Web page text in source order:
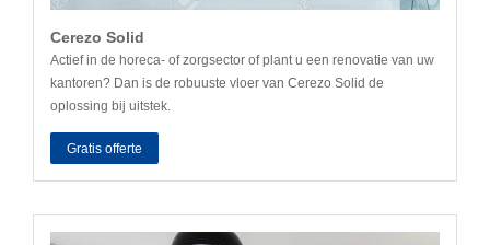
Cerezo Solid
Actief in de horeca- of zorgsector of plant u een renovatie van uw
kantoren? Dan is de robuuste vloer van Cerezo Solid de
oplossing bij uitstek.
Gratis offerte